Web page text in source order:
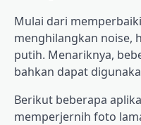
Mulai dari
menghilangkan noise,
putih. Menariknya,
bahkan dapat
Berikut beberapa
memperjernih foto